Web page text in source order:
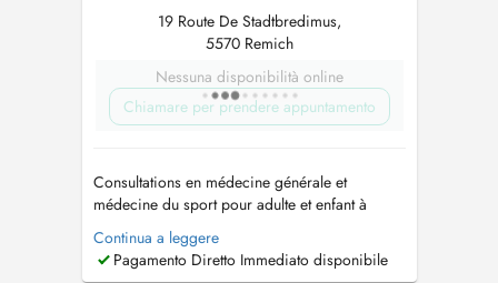
19 Route De Stadtbredimus,
5570 Remich
Nessuna disponibilità online
Chiamare per prendere appuntamento
Consultations en médecine générale et
médecine du sport pour adulte et enfant à
partir de 2 ans. Médecine manuelle et
ostéopathie médicale: adulte uniquement et
avec consultation préalable. Médecine du
Continua a leggere
Pagamento Diretto Immediato disponibile